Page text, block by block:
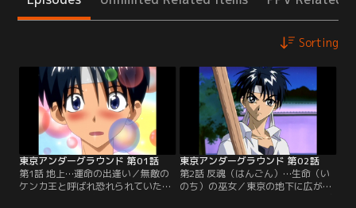
Sorting
東京アンダーグラウンド 第01話
第1話 地上…運命の出逢い／無敵の
ケンカ王と呼ばれ恐れられていた浅
東京アンダーグラウンド 第02話
第2話 反魂（はんごん）…生命（い
のち）の巫女／東京の地下に広がる